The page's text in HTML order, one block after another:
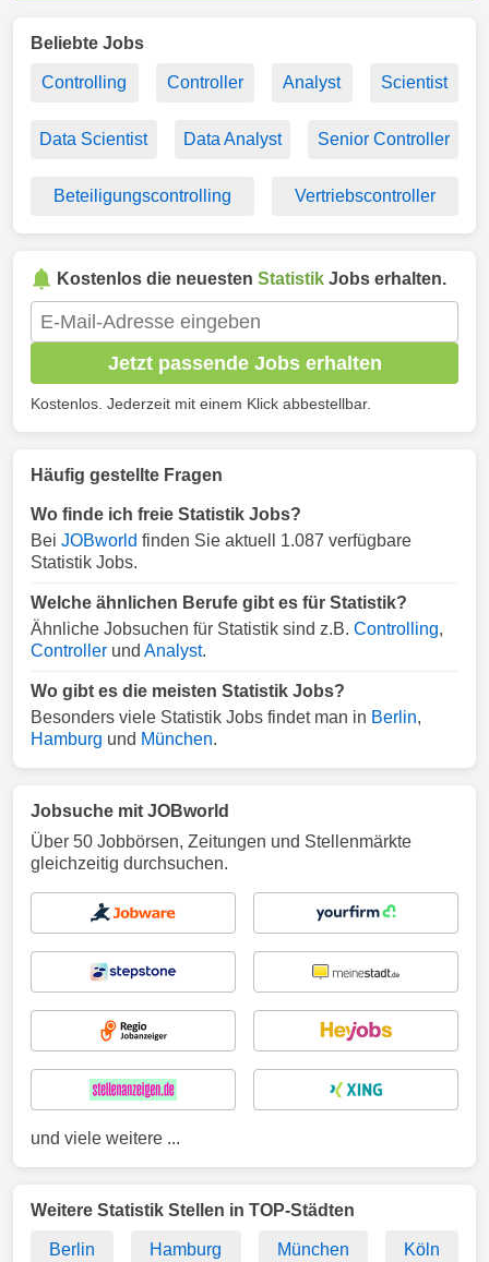
Beliebte Jobs
Controlling Controller Analyst Scientist
Data Scientist Data Analyst Senior Controller
Beteiligungscontrolling Vertriebscontroller
Kostenlos die neuesten Statistik Jobs erhalten.
Jetzt passende Jobs erhalten
Kostenlos. Jederzeit mit einem Klick abbestellbar.
Häufig gestellte Fragen
Wo finde ich freie Statistik Jobs?
Bei JOBworld finden Sie aktuell 1.087 verfügbare
Statistik Jobs.
Welche ähnlichen Berufe gibt es für Statistik?
Ähnliche Jobsuchen für Statistik sind z.B. Controlling,
Controller und Analyst.
Wo gibt es die meisten Statistik Jobs?
Besonders viele Statistik Jobs findet man in Berlin,
Hamburg und München.
Jobsuche mit JOBworld
Über 50 Jobbörsen, Zeitungen und Stellenmärkte
gleichzeitig durchsuchen.
und viele weitere ...
Weitere Statistik Stellen in TOP-Städten
Berlin Hamburg München Köln